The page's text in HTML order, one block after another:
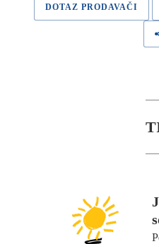
DOTAZ PRODAVAČI